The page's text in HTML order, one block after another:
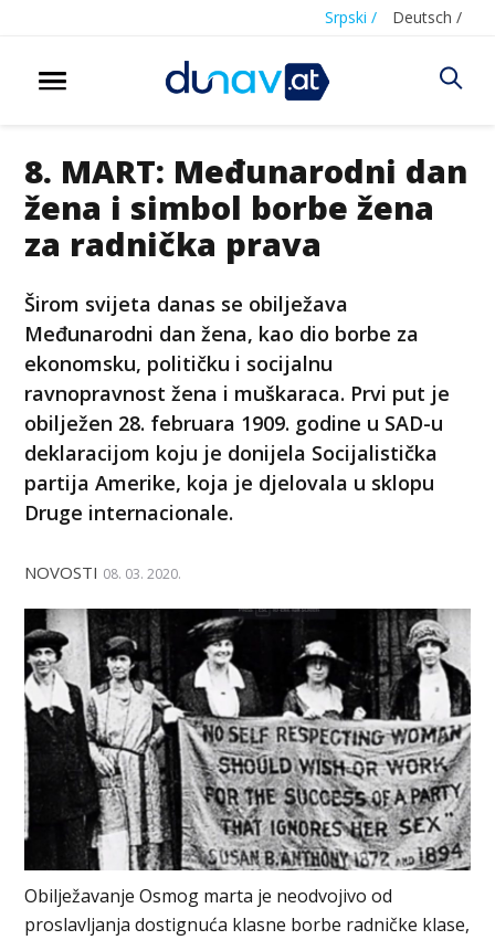
Srpski / Deutsch /
8. MART: Međunarodni dan
žena i simbol borbe žena
za radnička prava
Širom svijeta danas se obilježava
Međunarodni dan žena, kao dio borbe za
ekonomsku, političku i socijalnu
ravnopravnost žena i muškaraca. Prvi put je
obilježen 28. februara 1909. godine u SAD-u
deklaracijom koju je donijela Socijalistička
partija Amerike, koja je djelovala u sklopu
Druge internacionale.
NOVOSTI 08. 03. 2020.
Obilježavanje Osmog marta je neodvojivo od
proslavljanja dostignuća klasne borbe radničke klase,